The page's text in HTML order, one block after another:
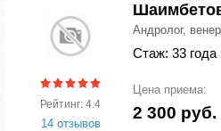
Рейтинг: 4.4
14 отзывов
Андролог,
Стаж: 33 года
Цена приема:
2 300 руб.